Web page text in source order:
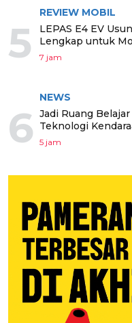
5
REVIEW MOBIL
LEPAS E4 EV
Lengkap untuk
7 jam
6
NEWS
Jadi Ruang
Teknologi
5 jam